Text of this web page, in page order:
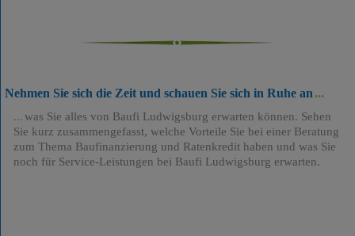
Nehmen Sie sich die Zeit und schauen Sie sich in Ruhe an
was Sie alles von Baufi Ludwigsburg erwarten können. Sehen
Sie kurz zusammengefasst, welche Vorteile Sie bei einer Beratung
zum Thema Baufinanzierung und Ratenkredit haben und was Sie
noch für Service-Leistungen bei Baufi Ludwigsburg erwarten.